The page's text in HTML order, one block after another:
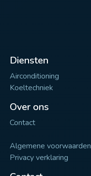
Diensten
Airconditioning
Koeltechniek
Over ons
Contact
Algemene voorwaarden
Privacy verklaring